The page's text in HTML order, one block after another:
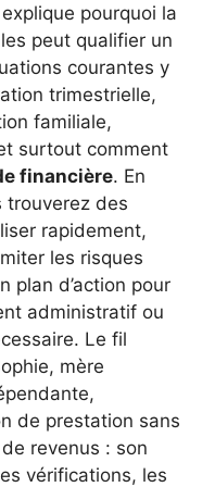
pourquoi la
peut qualifier un
courantes y
trimestrielle,
familiale,
surtout comment
financière. En
trouverez des
rapidement,
les risques
plan d’action pour
administratif ou
Le fil
mère
de prestation sans
revenus : son
vérifications, les